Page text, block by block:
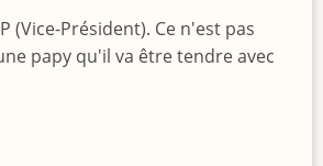
(Vice-Président). Ce n'est pas
papy qu'il va être tendre avec